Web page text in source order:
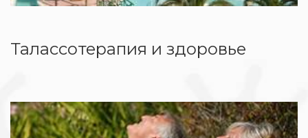
Талассотерапия и здоровье